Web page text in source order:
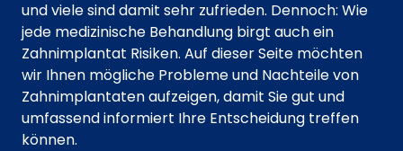
und viele sind damit sehr zufrieden. Dennoch: Wie
jede medizinische Behandlung birgt auch ein
Zahnimplantat Risiken. Auf dieser Seite möchten
wir Ihnen mögliche Probleme und Nachteile von
Zahnimplantaten aufzeigen, damit Sie gut und
umfassend informiert Ihre Entscheidung treffen
können.